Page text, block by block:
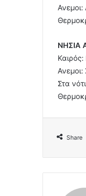
ΝΗΣΙΑ
Καιρός:
Στα
Share